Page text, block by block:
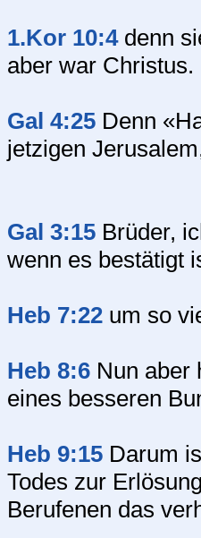
1.Kor 10:4denn
aber war Christus.
Gal 4:25 Denn
jetzigen
Gal 3:15 Brüder,
wenn es bestätigt
Heb 7:22 um so
Heb 8:6 Nun aber
eines besseren
Heb 9:15 Darum
Todes zur
Berufenen das